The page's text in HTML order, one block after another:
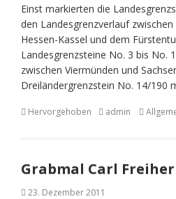
Einst markierten die
den Landesgrenzverlauf
Hessen-Kassel und dem
Landesgrenzsteine No. 3 bis No.
zwischen Viermünden und
Dreiländergrenzstein No. 14/190
Hervorgehoben admin
Grabmal Carl
23. Dezember 2011